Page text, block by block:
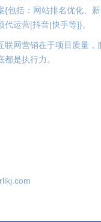
{包括：网站排名优化、新
运营[抖音|快手等]}。
联网营销在于项目质量，
是执行力。